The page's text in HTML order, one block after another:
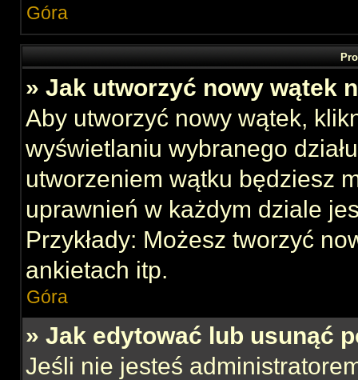
Góra
» Jak utworzyć nowy wątek
Aby utworzyć nowy wątek,
wyświetlaniu wybranego
utworzeniem wątku będziesz
uprawnień w każdym dziale
Przykłady: Możesz tworzyć
ankietach itp.
Góra
» Jak edytować lub usunąć
Jeśli nie jesteś